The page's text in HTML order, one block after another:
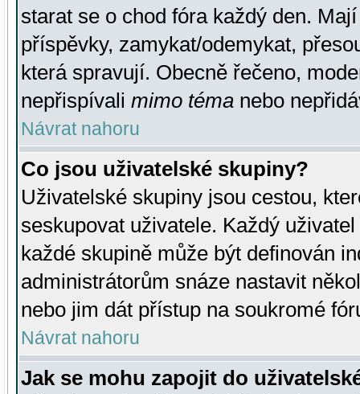
starat se o chod fóra každý den.
příspěvky, zamykat/odemykat,
která spravují. Obecně řečeno,
nepřispívali mimo téma nebo
Návrat nahoru
Co jsou uživatelské skupiny?
Uživatelské skupiny jsou cestou,
seskupovat uživatele. Každý
každé skupině může být definován
administrátorům snáze nastavit
nebo jim dát přístup na soukromé
Návrat nahoru
Jak se mohu zapojit do